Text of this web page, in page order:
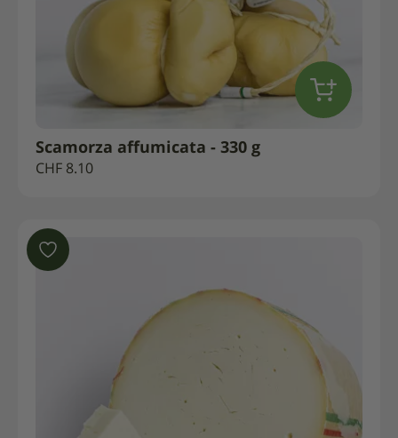
Scamorza affumicata - 330 g
CHF 8.10